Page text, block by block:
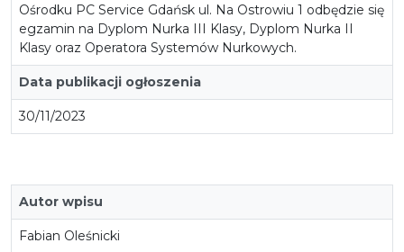
Ośrodku PC Service Gdańsk ul. Na Ostrowiu 1 odbędzie się
egzamin na Dyplom Nurka III Klasy, Dyplom Nurka II
Klasy oraz Operatora Systemów Nurkowych.
Data publikacji ogłoszenia
30/11/2023
Autor wpisu
Fabian Oleśnicki